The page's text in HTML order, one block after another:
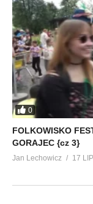
0
FOLKOWISKO
GORAJEC {cz 3}
Jan Lechowicz 17